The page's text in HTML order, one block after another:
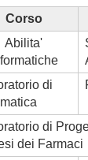
Corso
Abilita'
di
di
dei Farmaci